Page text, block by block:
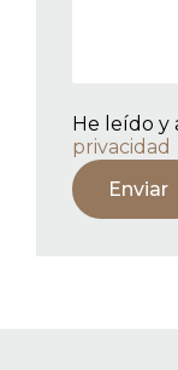
He leído y
privacidad
Enviar